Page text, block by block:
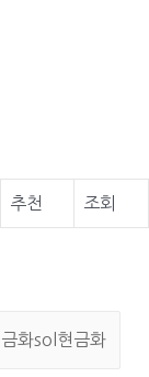
추천 조회